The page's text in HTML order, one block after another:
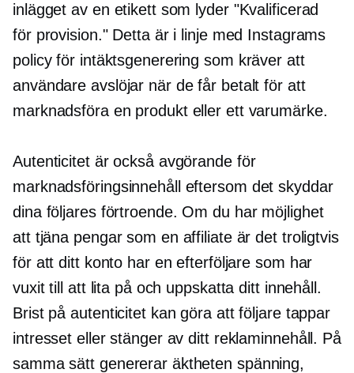
inlägget av en etikett som lyder "Kvalificerad
för provision." Detta är i linje med Instagrams
policy för intäktsgenerering som kräver att
användare avslöjar när de får betalt för att
marknadsföra en produkt eller ett varumärke.
Autenticitet är också avgörande för
marknadsföringsinnehåll eftersom det skyddar
dina följares förtroende. Om du har möjlighet
att tjäna pengar som en affiliate är det troligtvis
för att ditt konto har en efterföljare som har
vuxit till att lita på och uppskatta ditt innehåll.
Brist på autenticitet kan göra att följare tappar
intresset eller stänger av ditt reklaminnehåll. På
samma sätt genererar äktheten spänning,